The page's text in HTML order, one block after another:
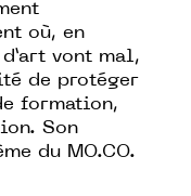
où, en
vont mal,
de protéger
formation,
Son
du MO.CO.